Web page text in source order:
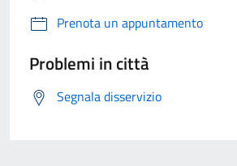
Prenota un appuntamento
Problemi in città
Segnala disservizio